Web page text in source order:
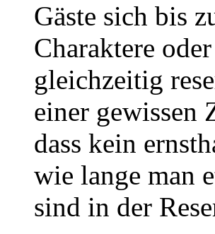
Gäste sich bis
Charaktere
gleichzeitig
einer gewissen
dass kein
wie lange man
sind in der